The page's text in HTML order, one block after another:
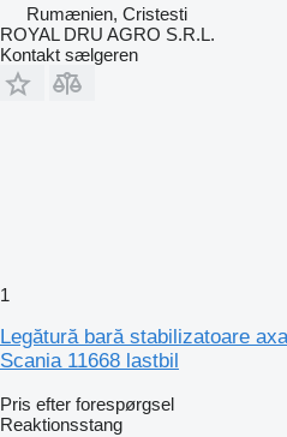
Rumænien, Cristesti
ROYAL DRU AGRO S.R.L.
Kontakt sælgeren
1
Legătură bară stabilizatoare
Scania 11668 lastbil
Pris efter forespørgsel
Reaktionsstang